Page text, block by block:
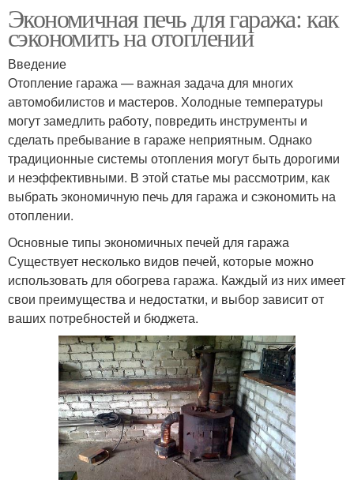
Экономичная печь для гаража: как
сэкономить на отоплении
Введение
Отопление гаража — важная задача для многих
автомобилистов и мастеров. Холодные температуры
могут замедлить работу, повредить инструменты и
сделать пребывание в гараже неприятным. Однако
традиционные системы отопления могут быть дорогими
и неэффективными. В этой статье мы рассмотрим, как
выбрать экономичную печь для гаража и сэкономить на
отоплении.
Основные типы экономичных печей для гаража
Существует несколько видов печей, которые можно
использовать для обогрева гаража. Каждый из них имеет
свои преимущества и недостатки, и выбор зависит от
ваших потребностей и бюджета.